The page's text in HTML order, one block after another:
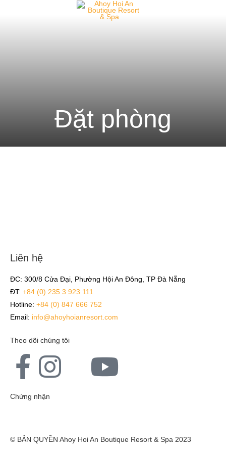
Đặt phòng
Liên hệ
ĐC: 300/8 Cửa Đại, Phường Hội An Đông, TP Đà Nẵng
ĐT: +84 (0) 235 3 923 111
Hotline: +84 (0) 847 666 752
Email: info@ahoyhoianresort.com
Theo dõi chúng tôi
Chứng nhận
© BẢN QUYỀN Ahoy Hoi An Boutique Resort & Spa 2023